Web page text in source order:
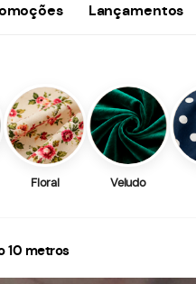
Lançamentos
Floral Veludo
10 metros